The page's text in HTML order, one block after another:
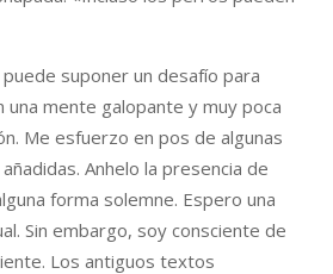
puede suponer un desafío para
una mente galopante y muy poca
Me esfuerzo en pos de algunas
Anhelo la presencia de
forma solemne. Espero una
Sin embargo, soy consciente de
Los antiguos textos